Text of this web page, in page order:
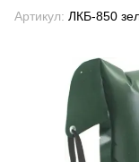
Артикул: ЛКБ-850